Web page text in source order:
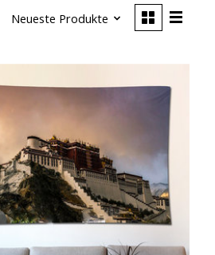
Neueste Produkte